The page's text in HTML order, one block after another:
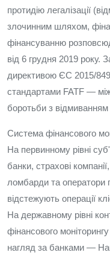
протидію легалізації
злочинним шляхом,
фінансуванню
від 6 грудня 2019 року.
директивою ЄС 2015/
стандартами FATF —
боротьби з відмиванням
Система фінансового
На первинному рівні
банки, страхові
ломбарди та оператори
відстежують операції
На державному рівні
фінансового
нагляд за банками —